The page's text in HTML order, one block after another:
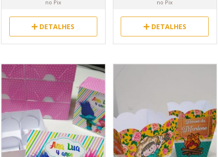
no Pix
DETALHES
no Pix
DETALHES